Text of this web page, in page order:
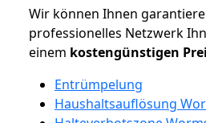
Wir können Ihnen
professionelles Netzwerk
einem kostengünstigen
Entrümpelung
Haushaltsauflösung